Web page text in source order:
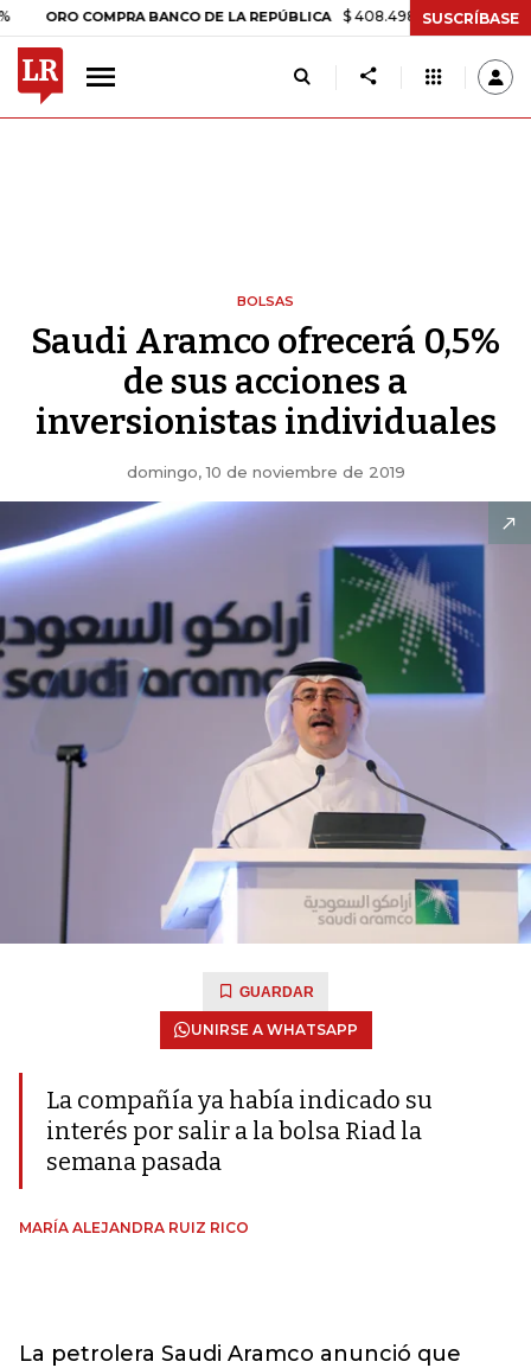
COMPRA BANCO DE LA REPÚBLICA $ 408.498,97 +$ 8.753,81 +2,19%
SUSCRÍBASE
BOLSAS
Saudi Aramco ofrecerá 0,5%
de sus acciones a
inversionistas individuales
domingo, 10 de noviembre de 2019
GUARDAR
UNIRSE A WHATSAPP
La compañía ya había indicado su
interés por salir a la bolsa Riad la
semana pasada
MARÍA ALEJANDRA RUIZ RICO
La petrolera Saudi Aramco anunció que